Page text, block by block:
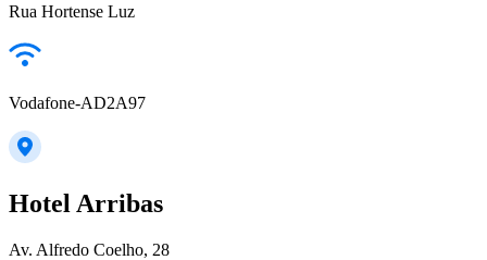
Rua Hortense Luz
Vodafone-AD2A97
Hotel Arribas
Av. Alfredo Coelho, 28